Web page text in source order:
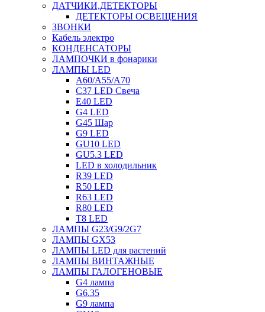
ДАТЧИКИ,ДЕТЕКТОРЫ
ДЕТЕКТОРЫ ОСВЕЩЕНИЯ
ЗВОНКИ
Кабель электро
КОНДЕНСАТОРЫ
ЛАМПОЧКИ в фонарики
ЛАМПЫ LED
A60/A55/A70
C37 LED Свеча
E40 LED
G4 LED
G45 Шар
G9 LED
GU10 LED
GU5.3 LED
LED в холодильник
R39 LED
R50 LED
R63 LED
R80 LED
T8 LED
ЛАМПЫ G23/G9/2G7
ЛАМПЫ GX53
ЛАМПЫ LED для растений
ЛАМПЫ ВИНТАЖНЫЕ
ЛАМПЫ ГАЛОГЕНОВЫЕ
G4 лампа
G6.35
G9 лампа